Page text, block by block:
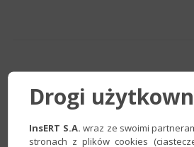
Drogi
InsERT S.A. wraz ze swoimi
stronach z plików cookies